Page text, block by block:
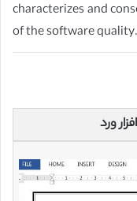
characterizes and
of the software
ورد